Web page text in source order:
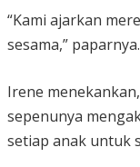
“Kami ajarkan
sesama,” paparnya.
Irene
sepenunya
setiap anak untuk